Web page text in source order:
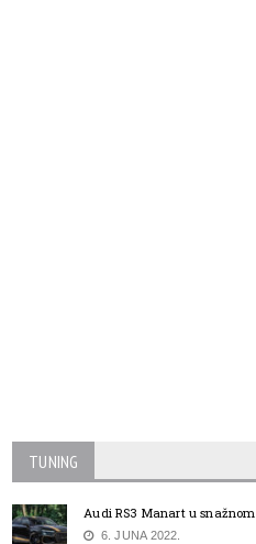
TUNING
Audi RS3 Manart u
6. JUNA 2022.